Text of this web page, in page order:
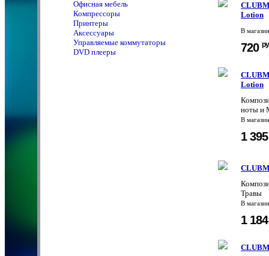
Офисная мебель
Компрессоры
Принтеры
Аксессуары
Управляемые коммутаторы
DVD плееры
Lotion
В
720
Lotion
ноты и
В
1
Травы
В
1